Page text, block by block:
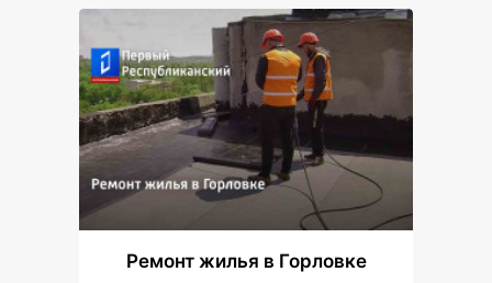
Ремонт жилья в Горловке